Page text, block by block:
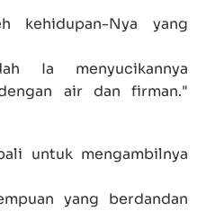
kehidupan-Nya yang
Ia menyucikannya
air dan firman."
untuk mengambilnya
yang berdandan